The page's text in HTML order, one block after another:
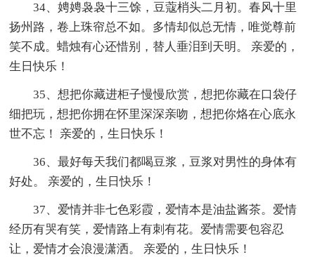
34、娉娉袅袅十三馀，豆蔻梢头二月初。春风十里
扬州路，卷上珠帘总不如。多情却似总无情，唯觉尊前
笑不成。蜡烛有心还惜别，替人垂泪到天明。 亲爱的，
生日快乐！
35、想把你藏进柜子慢慢欣赏，想把你藏在口袋仔
细把玩，想把你拥在怀里深深亲吻，想把你烙在心底永
世不忘！ 亲爱的，生日快乐！
36、最好每天我们都喝豆浆，豆浆对男性的身体有
好处。 亲爱的，生日快乐！
37、爱情并非七色彩霞，爱情本是油盐酱茶。爱情
经历有哭有笑，爱情路上有刺有花。爱情需要包容忍
让，爱情才会浪漫潇洒。 亲爱的，生日快乐！